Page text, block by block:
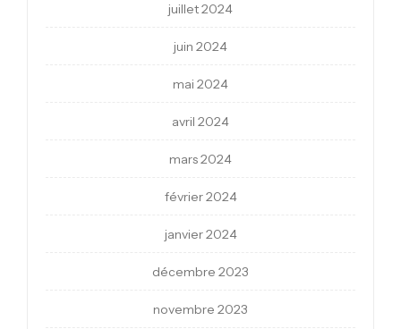
juillet 2024
juin 2024
mai 2024
avril 2024
mars 2024
février 2024
janvier 2024
décembre 2023
novembre 2023